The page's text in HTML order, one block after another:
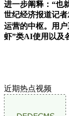
进一步阐释：“也
世纪经济报道记
运营的中枢。用
虾”类AI使用以及
近期热点视频